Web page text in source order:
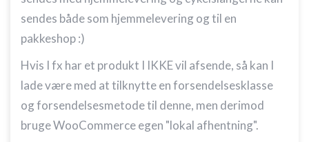
sendes både som hjemmelevering og til en
pakkeshop :)
Hvis I fx har et produkt I IKKE vil afsende, så kan I
lade være med at tilknytte en forsendelsesklasse
og forsendelsesmetode til denne, men derimod
bruge WooCommerce egen "lokal afhentning".